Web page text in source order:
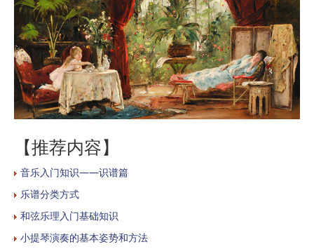
【推荐内容】
音乐入门知识——识谱篇
乐谱分类方式
和弦乐理入门基础知识
小提琴演奏的基本姿势和方法